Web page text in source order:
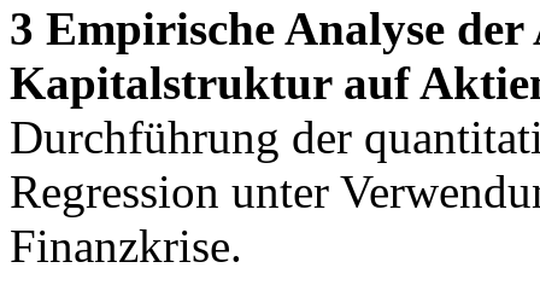
3 Empirische Analyse
Kapitalstruktur auf
Durchführung der
Regression unter
Finanzkrise.